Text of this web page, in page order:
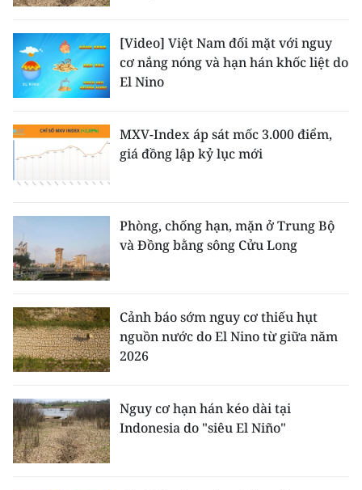
CHƯƠNG TRÌNH OCOP - MỖI XÃ
MỘT SẢN PHẨM
RADIO
MEDIA CENTER
E-Magazine
Media Chính trị
Media Kinh tế
Media Xã hội
Media Pháp luật
Media Du lịch
Media Thế giới
[Video] Việt Nam đối mặt với nguy
cơ nắng nóng và hạn hán khốc liệt do
El Nino
MXV-Index áp sát mốc 3.000 điểm,
giá đồng lập kỷ lục mới
Phòng, chống hạn, mặn ở Trung Bộ
và Đồng bằng sông Cửu Long
Cảnh báo sớm nguy cơ thiếu hụt
nguồn nước do El Nino từ giữa năm
2026
Nguy cơ hạn hán kéo dài tại
Indonesia do "siêu El Niño"